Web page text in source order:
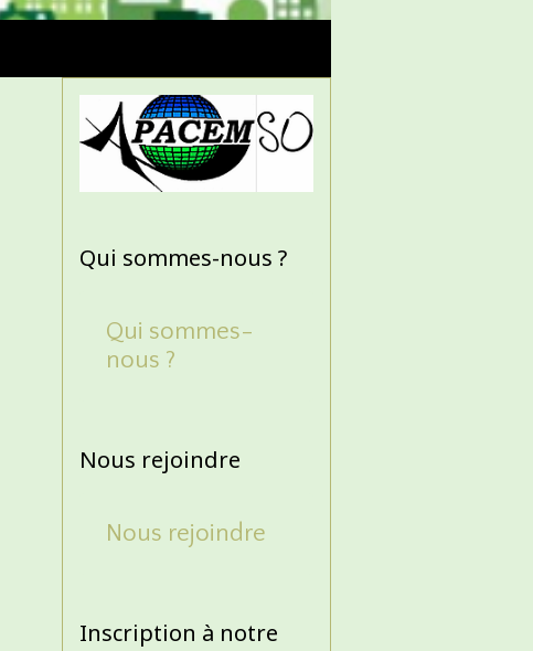
Qui sommes-nous ?
Qui sommes-
nous ?
Nous rejoindre
Nous rejoindre
Inscription à notre